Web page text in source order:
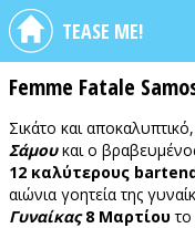
TEASE ME!
Femme Fatale
Σικάτο και
Σάμου και ο
12 καλύτερους
αιώνια γοητεία της
Γυναίκας 8 Μαρτίουτο